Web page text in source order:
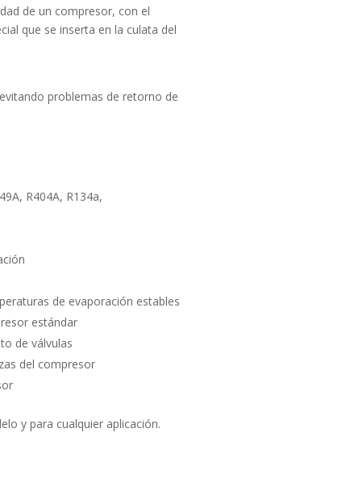
de un compresor, con el
que se inserta en la culata del
problemas de retorno de
R404A, R134a,
de evaporación estables
estándar
de válvulas
del compresor
y para cualquier aplicación.